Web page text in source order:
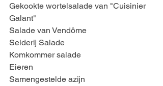
Gekookte wortelsalade van "Cuisinier
Galant"
Salade van Vendôme
Selderij Salade
Komkommer salade
Eieren
Samengestelde azijn